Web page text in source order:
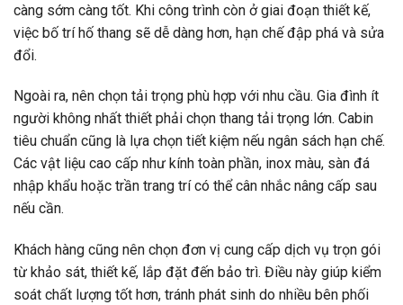
càng sớm càng tốt. Khi công trình còn ở giai đoạn thiết kế,
việc bố trí hố thang sẽ dễ dàng hơn, hạn chế đập phá và sửa
đổi.
Ngoài ra, nên chọn tải trọng phù hợp với nhu cầu. Gia đình ít
người không nhất thiết phải chọn thang tải trọng lớn. Cabin
tiêu chuẩn cũng là lựa chọn tiết kiệm nếu ngân sách hạn chế.
Các vật liệu cao cấp như kính toàn phần, inox màu, sàn đá
nhập khẩu hoặc trần trang trí có thể cân nhắc nâng cấp sau
nếu cần.
Khách hàng cũng nên chọn đơn vị cung cấp dịch vụ trọn gói
từ khảo sát, thiết kế, lắp đặt đến bảo trì. Điều này giúp kiểm
soát chất lượng tốt hơn, tránh phát sinh do nhiều bên phối